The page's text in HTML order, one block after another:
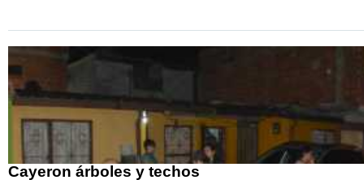
Cayeron árboles y techos